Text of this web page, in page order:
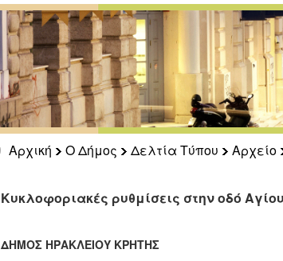
Αρχική Ο Δήμος Δελτία Τύπου Αρχείο
Κυκλοφοριακές ρυθμίσεις στην οδό
ΔΗΜΟΣ ΗΡΑΚΛΕΙΟΥ ΚΡΗΤΗΣ